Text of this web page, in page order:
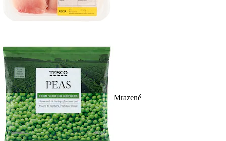
Mrazené